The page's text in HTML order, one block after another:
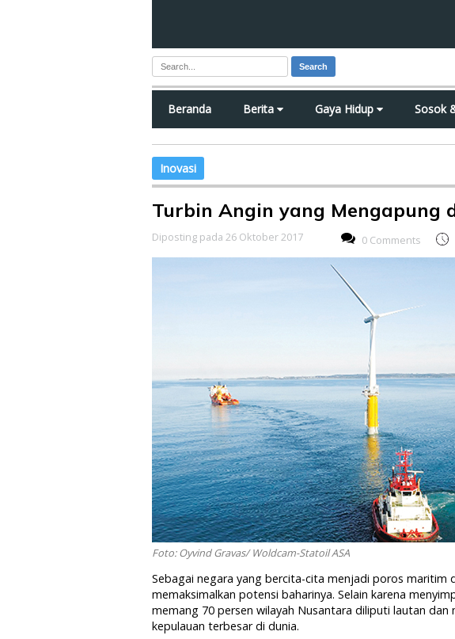
Search
Beranda Berita Gaya Hidup Sosok
Inovasi
Turbin Angin yang Mengapung
Diposting pada 26 Oktober 2017 0 Comments
Foto: Oyvind Gravas/ Woldcam-Statoil ASA
Sebagai negara yang bercita-cita menjadi poros maritim
memaksimalkan potensi baharinya. Selain karena
memang 70 persen wilayah Nusantara diliputi lautan dan
kepulauan terbesar di dunia.